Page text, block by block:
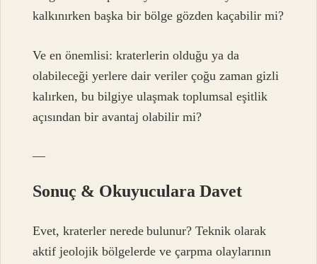
kalkınırken başka bir bölge gözden kaçabilir mi?
Ve en önemlisi: kraterlerin olduğu ya da
olabileceği yerlere dair veriler çoğu zaman gizli
kalırken, bu bilgiye ulaşmak toplumsal eşitlik
açısından bir avantaj olabilir mi?
—
Sonuç & Okuyuculara Davet
Evet, kraterler nerede bulunur? Teknik olarak
aktif jeolojik bölgelerde ve çarpma olaylarının